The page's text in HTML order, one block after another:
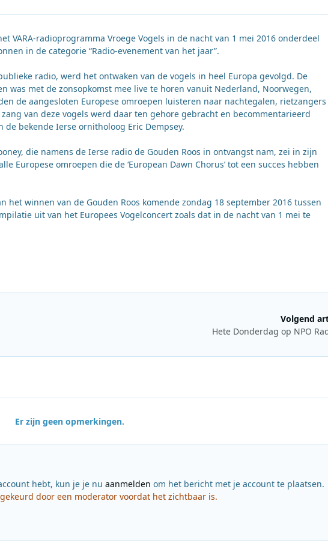
VARA-radioprogramma Vroege Vogels in de nacht van 1 mei 2016 onderdeel
in de categorie “Radio-evenement van het jaar”.
radio, werd het ontwaken van de vogels in heel Europa gevolgd. De
was met de zonsopkomst mee live te horen vanuit Nederland, Noorwegen,
de aangesloten Europese omroepen luisteren naar nachtegalen, rietzangers
van deze vogels werd daar ten gehore gebracht en becommentarieerd
de bekende Ierse ornitholoog Eric Dempsey.
die namens de Ierse radio de Gouden Roos in ontvangst nam, zei in zijn
Europese omroepen die de ‘European Dawn Chorus’ tot een succes hebben
het winnen van de Gouden Roos komende zondag 18 september 2016 tussen
uit van het Europees Vogelconcert zoals dat in de nacht van 1 mei te
Volgend
Hete Donderdag op NPO
Er zijn geen opmerkingen.
hebt, kun je je nu aanmelden om het bericht met je account te plaatsen.
door een moderator voordat het zichtbaar is.